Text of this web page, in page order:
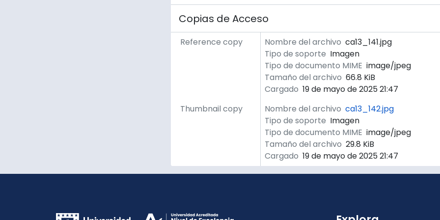
Copias de Acceso
Reference copy Nombre del archivo ca13_141.jpg
Tipo de soporte Imagen
Tipo de documento MIME image/jpeg
Tamaño del archivo 66.8 KiB
Cargado 19 de mayo de 2025 21:47
Thumbnail copy
Nombre del archivo ca13_142.jpg
Tipo de soporte Imagen
Tipo de documento MIME image/jpeg
Tamaño del archivo 29.8 KiB
Cargado 19 de mayo de 2025 21:47